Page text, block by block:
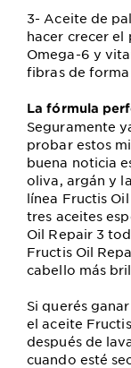
3- Aceite de
hacer crecer
Omega-6 y
fibras de
La fórmula
Seguramente
probar estos
buena noticia
oliva, argán y
línea Fructis
tres aceites
Oil Repair 3
Fructis Oil
cabello más
Si querés
el aceite
después de
cuando esté